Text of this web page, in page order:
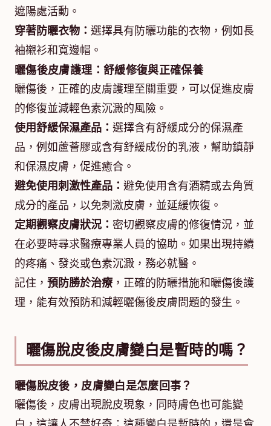
遮陽處活動。
穿著防曬衣物： 選擇具有防曬功能的衣物，例如長
袖襯衫和寬邊帽。
曬傷後皮膚護理：舒緩修復與正確保養
曬傷後，正確的皮膚護理至關重要，可以促進皮膚
的修復並減輕色素沉澱的風險。
使用舒緩保濕產品： 選擇含有舒緩成分的保濕產
品，例如蘆薈膠或含有舒緩成份的乳液，幫助鎮靜
和保濕皮膚，促進癒合。
避免使用刺激性產品： 避免使用含有酒精或去角質
成分的產品，以免刺激皮膚，並延緩恢復。
定期觀察皮膚狀況： 密切觀察皮膚的修復情況，並
在必要時尋求醫療專業人員的協助。如果出現持續
的疼痛、發炎或色素沉澱，務必就醫。
記住， 預防勝於治療，正確的防曬措施和曬傷後護
理，能有效預防和減輕曬傷後皮膚問題的發生。
曬傷脫皮後皮膚變白是暫時的嗎？
曬傷脫皮後，皮膚變白是怎麼回事？
曬傷後，皮膚出現脫皮現象，同時膚色也可能變